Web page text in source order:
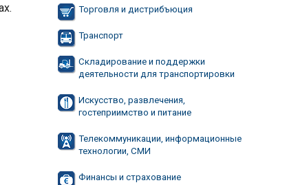
Торговля и дистрибъюция
Транспорт
Складирование и поддержки
деятельности для транспортировки
Искусство, развлечения,
гостеприимство и питание
Телекоммуникации, информационные
технологии, СМИ
Финансы и страхование